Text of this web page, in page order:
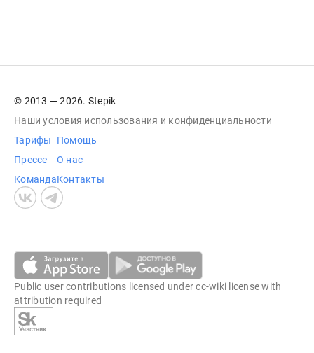
© 2013 — 2026. Stepik
Наши условия использования и конфиденциальности
Тарифы
Прессе
Команда
Помощь
О нас
Контакты
Public user contributions licensed undercc-wiki license with
attribution required